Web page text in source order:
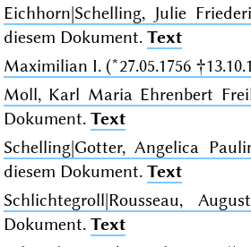
Eichhorn|Schelling, Julie
diesem Dokument. Text
Maximilian I. (*27.05.1756
Moll, Karl Maria Ehrenbert
Dokument. Text
Schelling|Gotter, Angelica
diesem Dokument. Text
Schlichtegroll|Rousseau,
Dokument. Text